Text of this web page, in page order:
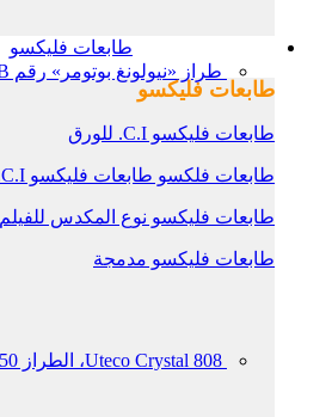
طراز «نيولونغ بوتومر» رقم 612B، عام 2005
طابعات فليكسو
طابعات فليكسو
طابعات فليكسو C.I. للورق
طابعات فلكسو طابعات فليكسو C.I. للأفلام
طابعات فليكسو نوع المكدس للفيلم
طابعات فليكسو مدمجة
Uteco Crystal 808، الطراز 150، عام 2019